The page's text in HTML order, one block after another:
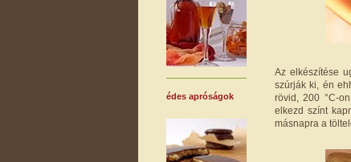
Az elkészítése
szúrják ki, én
rövid, 200 °C-
elkezd színt
másnapra a
édes apróságok